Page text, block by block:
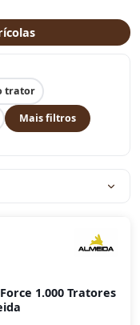
trator
Mais filtros
1.000 Tratores